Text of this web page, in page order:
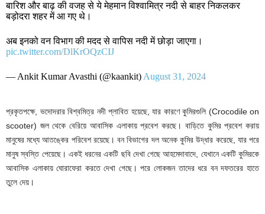
बारिश और बाढ़ की वजह से ये मेहमान विश्वामित्र नदी से बाहर निकलकर
बड़ोदरा शहर में आ गए थे।
अब इनको वन विभाग की मदद से वापिस नदी में छोड़ा जाएगा।
pic.twitter.com/DlKrOQzCIJ
— Ankit Kumar Avasthi (@kaankit) August 31, 2024
প্রকৃতপক্ষে, ভদোদরার বিশ্বমিত্র নদী প্লাবিত হয়েছে, যার কারণে কুমিরগুলি (Crocodile on
scooter) জল থেকে বেরিয়ে আবাসিক এলাকায় প্রবেশ করছে। বাড়িতে কুমির প্রবেশ করায়
মানুষের মধ্যে আতঙ্কের পরিবেশ রয়েছে। বন বিভাগের দল অনেক কুমির উদ্ধার করেছে, যার পরে
মানুষ স্বস্তি পেয়েছে। একই ধরনের একটি ছবি দেখা গেছে আহমেদাবাদে, যেখানে একটি কুমিরকে
আবাসিক এলাকায় ঘোরাফেরা করতে দেখা গেছে। পরে লোকজন তাদের ধরে বন দফতরের হাতে
তুলে দেয়।